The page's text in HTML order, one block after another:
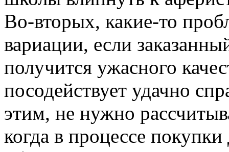
Во-вторых, какие-то
вариации, если
получится ужасного
посодействует удачно
этим, не нужно
когда в процессе